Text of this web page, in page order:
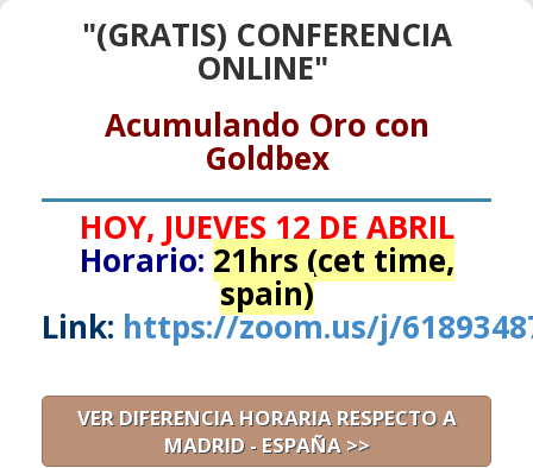
"(GRATIS) CONFERENCIA
ONLINE"
Acumulando Oro con
Goldbex
HOY, JUEVES 12 DE ABRIL
Horario: 21hrs (cet time,
spain)
Link: https://zoom.us/j/
VER DIFERENCIA HORARIA RESPECTO A
MADRID - ESPAÑA >>